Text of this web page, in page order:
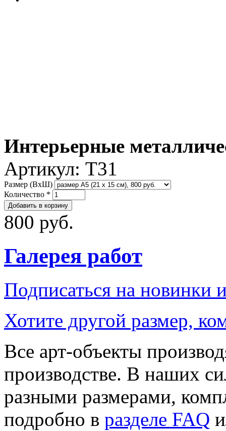
Интерьерные
Артикул: T31
Размер (ВxШ)
Количество *
800 руб.
Галерея работ
Подписаться на новинки
Хотите другой размер,
Все арт-объекты
производстве. В наших
разными размерами,
подробно в разделе FAQ